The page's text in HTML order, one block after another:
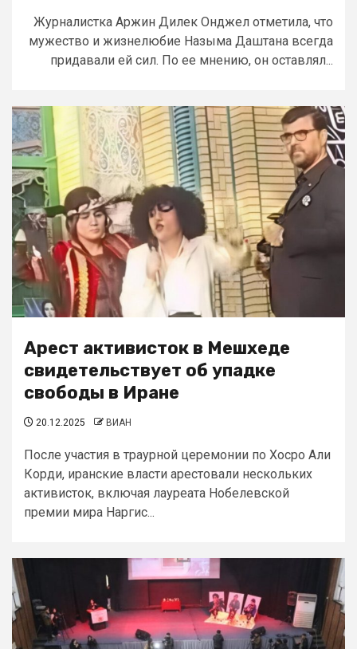
Журналистка Аржин Дилек Онджел отметила, что
мужество и жизнелюбие Назыма Даштана всегда
придавали ей сил. По ее мнению, он оставлял...
Арест активисток в Мешхеде
свидетельствует об упадке
свободы в Иране
20.12.2025 ВИАН
После участия в траурной церемонии по Хосро Али
Корди, иранские власти арестовали нескольких
активисток, включая лауреата Нобелевской
премии мира Наргис...